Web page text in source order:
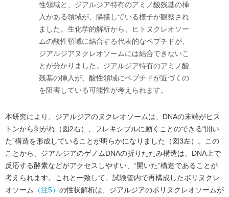
性領域と、ジアルジア特有のアミノ酸残基の挿
入がある領域が、隣接している様子が観察され
ました。生化学的解析から、ヒトヌクレオソー
ムの酸性領域に結合する代表的なペプチドが、
ジアルジアヌクレオソームには結合できないこ
とが分かりました。ジアルジア特有のアミノ酸
残基の挿入が、酸性領域にペプチドが近づくの
を阻害している可能性が考えられます。
本研究により、ジアルジアのヌクレオソームは、DNAの末端がヒス
トンから剥がれ（図2右）、フレキシブルに動くことのできる“開い
た”構造を形成していることが明らかになりました（図3左）。この
ことから、ジアルジアのゲノムDNAの折りたたみ構造は、DNA上で
反応する酵素などがアクセスしやすい、“開いた”構造であることが
考えられます。これと一致して、試験管内で再構成したポリヌクレ
オソーム
（注5） の性状解析は、ジアルジアのポリヌクレオソームが